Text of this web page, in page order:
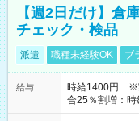
【週2日だけ】
チェック・検品
派遣 職種未経験OK ブ
給与
時給1400円 ※
合25％割増：時